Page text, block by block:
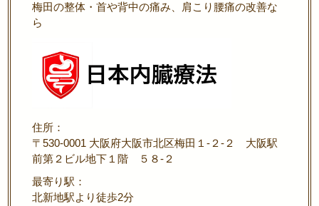
梅田の整体・首や背中の痛み、肩こり腰痛の改善な
ら
住所：
〒530-0001 大阪府大阪市北区梅田１-２-２ 大阪駅
前第２ビル地下１階 ５８-２
最寄り駅：
北新地駅より徒歩2分